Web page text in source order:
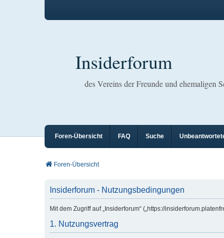
Insiderforum
des Vereins der Freunde und ehemaligen
Foren-Übersicht FAQ Suche
Foren-Übersicht
Insiderforum - Nutzungsbedingungen
Mit dem Zugriff auf „Insiderforum“ („https://
1. Nutzungsvertrag